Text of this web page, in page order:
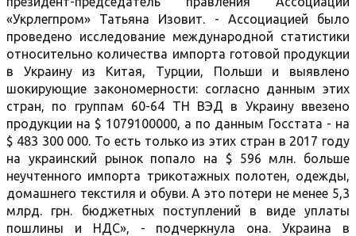
«Укрлегпром» Татьяна Изовит. - Ассоциацией было
проведено исследование международной статистики
относительно количества импорта готовой продукции
в Украину из Китая, Турции, Польши и выявлено
шокирующие закономерности: согласно данным этих
стран, по группам 60-64 ТН ВЭД в Украину ввезено
продукции на $ 1079100000, а по данным Госстата - на
$ 483 300 000. То есть только из этих стран в 2017 году
на украинский рынок попало на $ 596 млн. больше
неучтенного импорта трикотажных полотен, одежды,
домашнего текстиля и обуви. А это потери не менее 5,3
млрд. грн. бюджетных поступлений в виде уплаты
пошлины и НДС», - подчеркнула она. Украина в